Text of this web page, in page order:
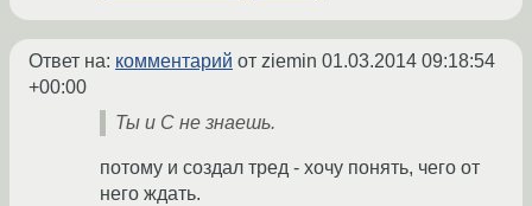
Ответ на: комментарий от ziemin 01.03.2014 09:18:54
+00:00
Ты и C не знаешь.
потому и создал тред - хочу понять, чего от
него ждать.